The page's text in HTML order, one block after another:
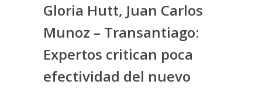
Gloria Hutt, Juan Carlos
Munoz – Transantiago:
Expertos critican poca
efectividad del nuevo